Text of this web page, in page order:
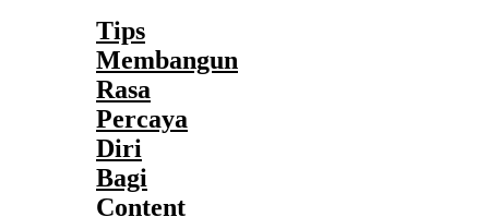
Tips
Membangun
Rasa
Percaya
Diri
Bagi
Content